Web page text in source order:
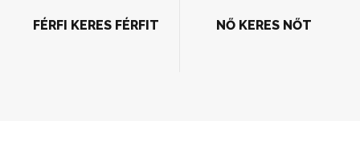
FÉRFI KERES FÉRFIT NŐ KERES NŐT